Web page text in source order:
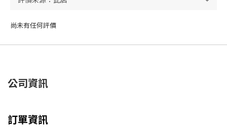
尚未有任何評價
公司資訊
訂單資訊